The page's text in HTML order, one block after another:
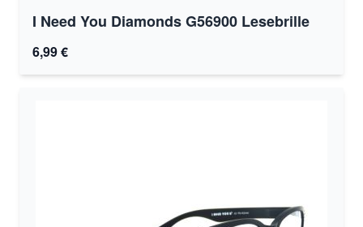
I Need You Diamonds G56900 Lesebrille
6,99 €